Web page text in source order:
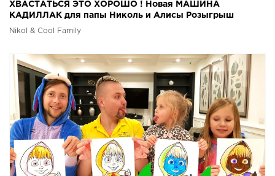
ХВАСТАТЬСЯ ЭТО ХОРОШО ! Новая МАШИНА
КАДИЛЛАК для папы Николь и Алисы Розыгрыш
призов в Инстаграм
Nikol & Cool Family